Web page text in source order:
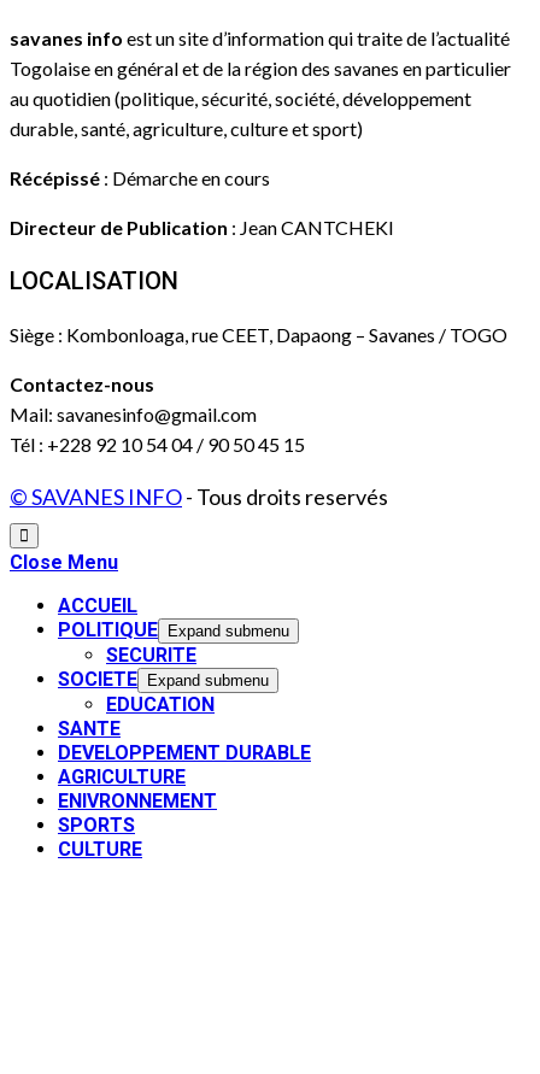
savanes info est un site d’information qui traite de l’actualité
Togolaise en général et de la région des savanes en particulier
au quotidien (politique, sécurité, société, développement
durable, santé, agriculture, culture et sport)
Récépissé : Démarche en cours
Directeur de Publication : Jean CANTCHEKI
LOCALISATION
Siège : Kombonloaga, rue CEET, Dapaong – Savanes / TOGO
Contactez-nous
Mail: savanesinfo@gmail.com
Tél : +228 92 10 54 04 / 90 50 45 15
© SAVANES INFO- Tous droits reservés
Close Menu
ACCUEIL
POLITIQUE
Expand submenu
SECURITE
SOCIETE
Expand submenu
EDUCATION
SANTE
DEVELOPPEMENT DURABLE
AGRICULTURE
ENIVRONNEMENT
SPORTS
CULTURE